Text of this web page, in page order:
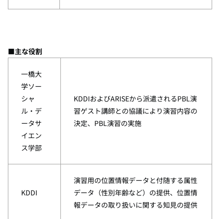
■主な役割
一橋大
学ソー
シャ
ル・デ
ータサ
イエン
ス学部
KDDIおよびARISEから派遣されるPBL演
習ゲスト講師との協議により演習内容の
決定、 PBL演習の実施
KDDI
演習用の位置情報データと付随する属性
データ（性別年齢など）の提供、位置情
報データの取り扱いに関する知見の提供